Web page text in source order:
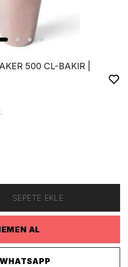
500 CL-BAKIR |
SEPETE EKLE
AL
WHATSAPP